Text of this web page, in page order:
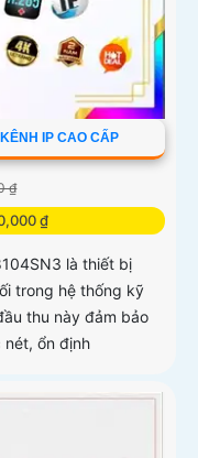
IP CAO CẤP
₫
₫
là thiết bị
trong hệ thống kỹ
thu này đảm bảo
nét, ổn định